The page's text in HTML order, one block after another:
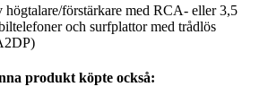
förstärkare med RCA- eller 3,5
och surfplattor med trådlös
produkt köpte också: